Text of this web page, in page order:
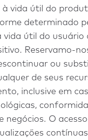
à vida útil do
determinado
vida útil do usuário
Reservamo-
ou
de seus
inclusive em
negócios. O